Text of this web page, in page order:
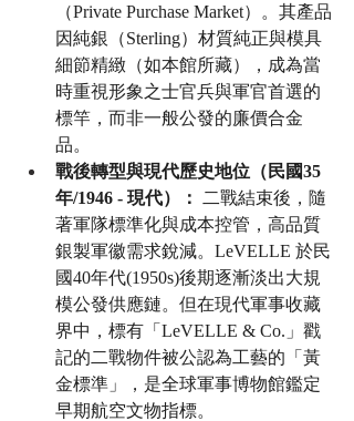
（Private Purchase Market）。其產品
因純銀（Sterling）材質純正與模具
細節精緻（如本館所藏），成為當
時重視形象之士官兵與軍官首選的
標竿，而非一般公發的廉價合金
品。
戰後轉型與現代歷史地位（民國35
年/1946 - 現代）：
二戰結束後，隨
著軍隊標準化與成本控管，高品質
銀製軍徽需求銳減。LeVELLE 於民
國40年代(1950s)後期逐漸淡出大規
模公發供應鏈。但在現代軍事收藏
界中，標有「LeVELLE & Co.」戳
記的二戰物件被公認為工藝的「黃
金標準」，是全球軍事博物館鑑定
早期航空文物指標。